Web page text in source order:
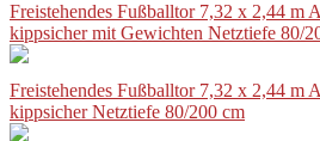
Freistehendes Fußballtor 7,32 x 2,44 m
kippsicher mit Gewichten Netztiefe 80/
Freistehendes Fußballtor 7,32 x 2,44 m
kippsicher Netztiefe 80/200 cm